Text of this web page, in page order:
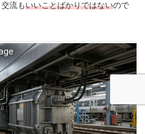
流もいいことばかりではないので